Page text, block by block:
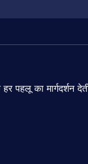
हरपहलूकामार्गदर्शन